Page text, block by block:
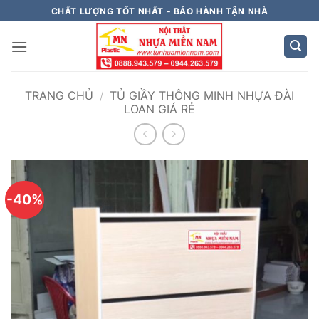
qua
nội
CHẤT LƯỢNG TỐT NHẤT - BẢO HÀNH TẬN NHÀ
TRANG CHỦ / TỦ GIẦY THÔNG MINH NHỰA ĐÀI
LOAN GIÁ RẺ
-40%